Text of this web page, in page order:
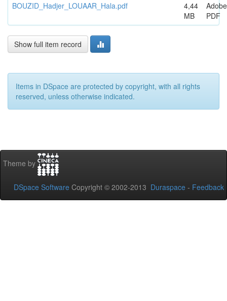
BOUZID_Hadjer_LOUAAR_Hala.pdf
4,44
MB
Adobe
PDF
Show full item record
Items in DSpace are protected by copyright, with all rights
reserved, unless otherwise indicated.
Theme by
DSpace Software Copyright © 2002-2013 Duraspace - Feedback